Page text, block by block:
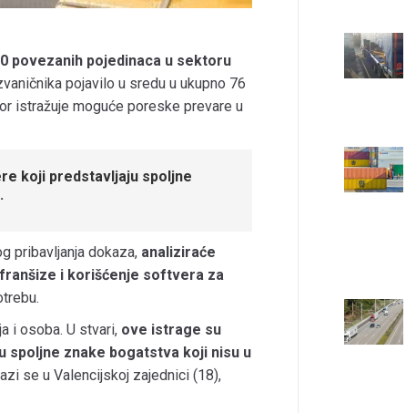
povezanih pojedinaca u sektoru
pojavilo u sredu u ukupno 76
istražuje moguće poreske prevare u
koji predstavljaju spoljne
pribavljanja dokaza, analiziraće
i korišćenje softvera za
i osoba. U stvari, ove istrage su
znake bogatstva koji nisu u
se u Valencijskoj zajednici (18),